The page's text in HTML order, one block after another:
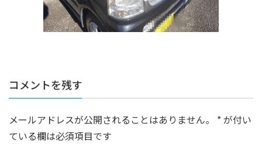
コメントを残す
メールアドレスが公開されることはありません。 *が付い
ている欄は必須項目です